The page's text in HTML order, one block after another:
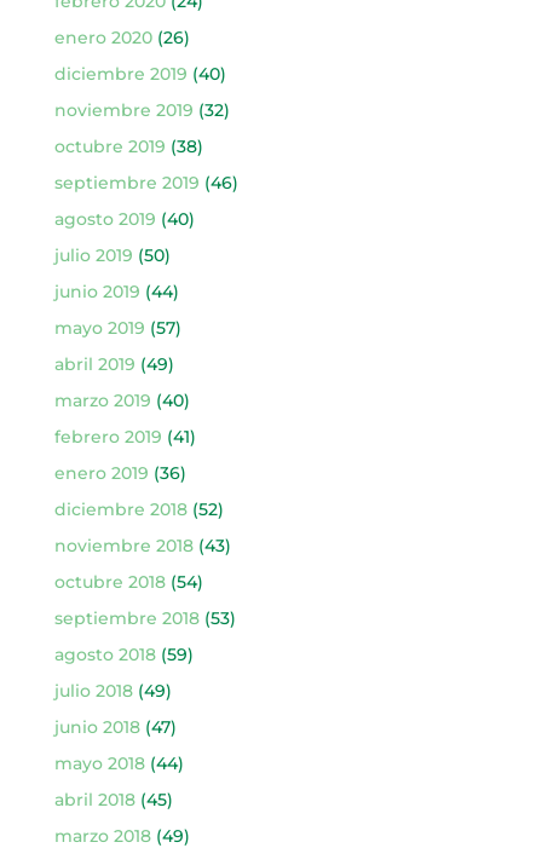
enero 2020(26)
diciembre 2019 (40)
noviembre 2019 (32)
octubre 2019 (38)
septiembre 2019 (46)
agosto 2019 (40)
julio 2019 (50)
junio 2019 (44)
mayo 2019 (57)
abril 2019 (49)
marzo 2019 (40)
febrero 2019 (41)
enero 2019 (36)
diciembre 2018(52)
noviembre 2018(43)
octubre 2018(54)
septiembre 2018(53)
agosto 2018(59)
julio 2018(49)
junio 2018(47)
mayo 2018(44)
abril 2018(45)
marzo 2018(49)